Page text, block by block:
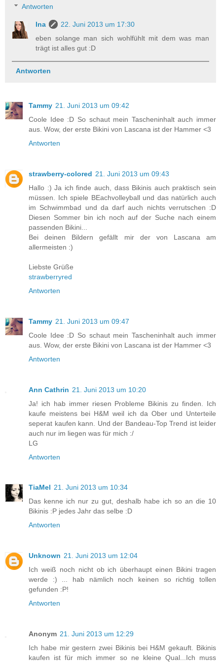
Antworten
Ina
22. Juni 2013 um 17:30
eben solange man sich wohlfühlt mit dem was man
trägt ist alles gut :D
Antworten
Tammy 21. Juni 2013 um 09:42
Coole Idee :D So schaut mein Tascheninhalt auch immer
aus. Wow, der erste Bikini von Lascana ist der Hammer <3
Antworten
strawberry-colored 21. Juni 2013 um 09:43
Hallo :) Ja ich finde auch, dass Bikinis auch praktisch sein
müssen. Ich spiele BEachvolleyball und das natürlich auch
im Schwimmbad und da darf auch nichts verrutschen :D
Diesen Sommer bin ich noch auf der Suche nach einem
passenden Bikini...
Bei deinen Bildern gefällt mir der von Lascana am
allermeisten :)
Liebste Grüße
strawberryred
Antworten
Tammy 21. Juni 2013 um 09:47
Coole Idee :D So schaut mein Tascheninhalt auch immer
aus. Wow, der erste Bikini von Lascana ist der Hammer <3
Antworten
Ann Cathrin 21. Juni 2013 um 10:20
Ja! ich hab immer riesen Probleme Bikinis zu finden. Ich
kaufe meistens bei H&M weil ich da Ober und Unterteile
seperat kaufen kann. Und der Bandeau-Top Trend ist leider
auch nur im liegen was für mich :/
LG
Antworten
TiaMel 21. Juni 2013 um 10:34
Das kenne ich nur zu gut, deshalb habe ich so an die 10
Bikinis :P jedes Jahr das selbe :D
Antworten
Unknown 21. Juni 2013 um 12:04
Ich weiß noch nicht ob ich überhaupt einen Bikini tragen
werde :) ... hab nämlich noch keinen so richtig tollen
gefunden :P!
Antworten
Anonym 21. Juni 2013 um 12:29
Ich habe mir gestern zwei Bikinis bei H&M gekauft. Bikinis
kaufen ist für mich immer so ne kleine Qual...Ich muss